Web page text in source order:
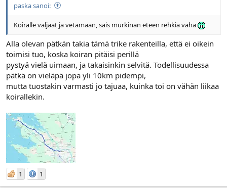
paska sanoi:
Koiralle valjaat ja vetämään, sais murkinan eteen rehkiä vähä
Alla olevan pätkän takia tämä trike rakenteilla, että ei oikein
toimisi tuo, koska koiran pitäisi perillä
pystyä vielä uimaan, ja takaisinkin selvitä. Todellisuudessa
pätkä on vieläpä jopa yli 10km pidempi,
mutta tuostakin varmasti jo tajuaa, kuinka toi on vähän liikaa
koirallekin.
1 1